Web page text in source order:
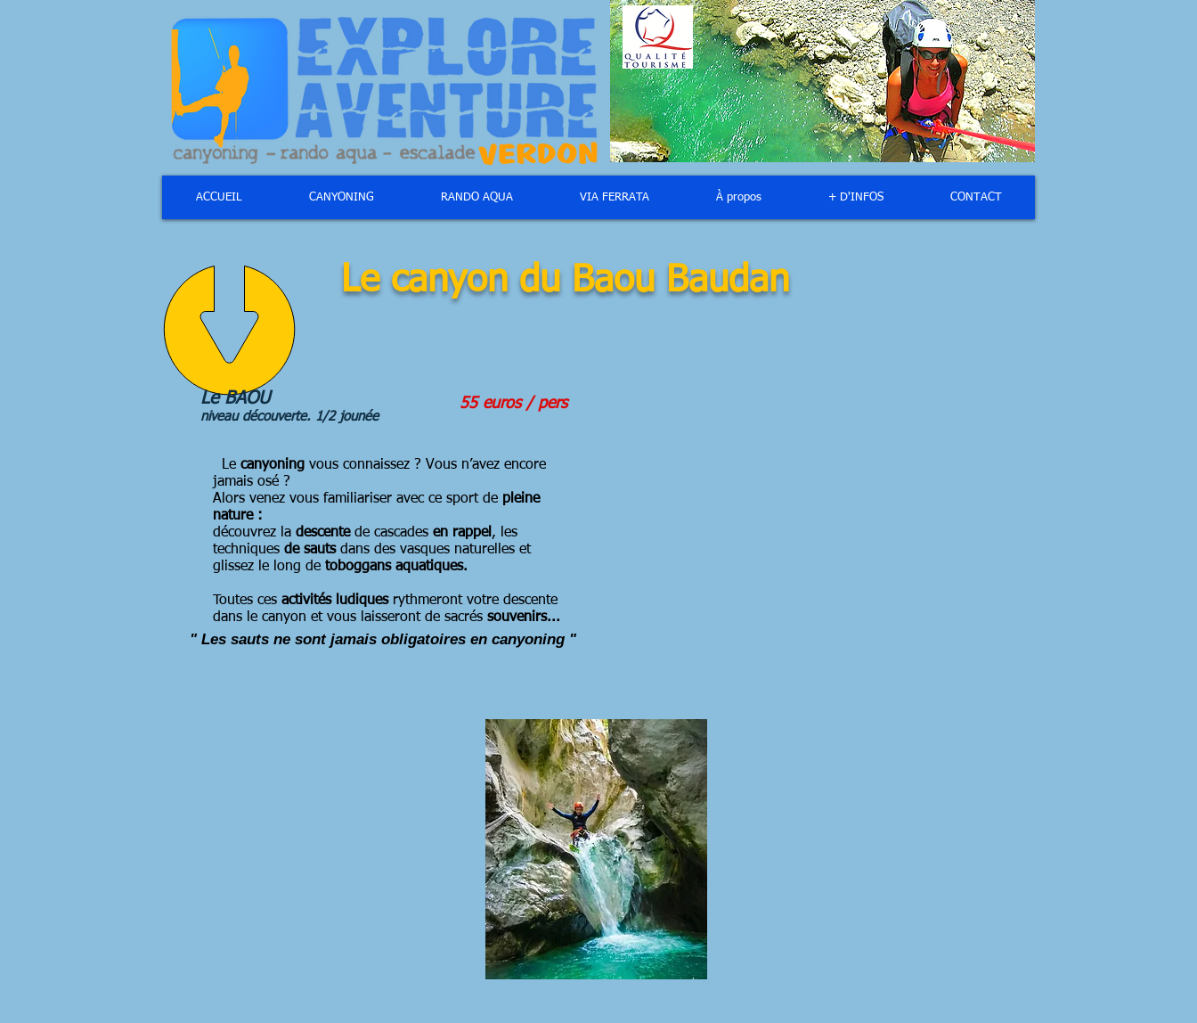
Le canyon du Baou Baudan
Le BAOU
niveau découverte. 1/2 jounée
55 euros / pers
Le canyoning vous connaissez ? Vous n’avez encore
jamais osé ?
Alors venez vous familiariser avec ce sport de pleine
nature :
découvrez la descentede cascades en rappel , les
techniques de sautsdans des vasques naturelles et
glissez le long de toboggans aquatiques.
Toutes ces activités ludiques rythmeront votre descente
dans le canyon et vous laisseront de sacrés souvenirs...
" Les sauts ne sont jamais obligatoires en canyoning "
ACCUEIL CANYONING RANDO AQUA VIA FERRATA À propos + D'INFOS CONTACT